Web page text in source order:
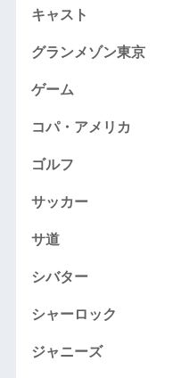
キャスト
グランメゾン東京
ゲーム
コパ・アメリカ
ゴルフ
サッカー
サ道
シバター
シャーロック
ジャニーズ